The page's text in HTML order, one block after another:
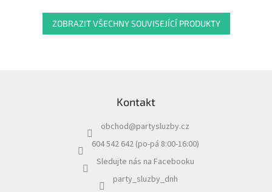
ZOBRAZIT VŠECHNY SOUVISEJÍCÍ PRODUKTY
Kontakt
obchod@partysluzby.cz
604 542 642 (po-pá 8:00-16:00)
Sledujte nás na Facebooku
party_sluzby_dnh